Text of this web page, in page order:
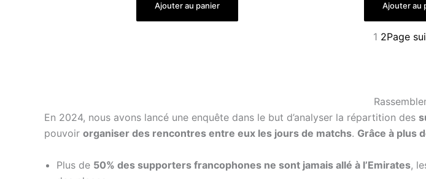
Ajouter au panier Ajouter au
1 2Page
En 2024, nous avons lancé une enquête dans le but d’analyser la répartition des
pouvoir organiser des rencontres entre eux les jours de matchs. Grâce à plus
Plus de 50% des supporters francophones ne sont jamais allé à l’Emirates,